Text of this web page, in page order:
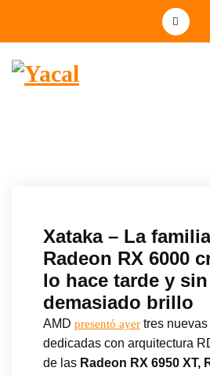
Xataka – La
Radeon RX 6000
lo hace tarde y sin
demasiado brillo
AMD presentó ayer tres
dedicadas con arquitectura
de las Radeon RX 6950 XT,